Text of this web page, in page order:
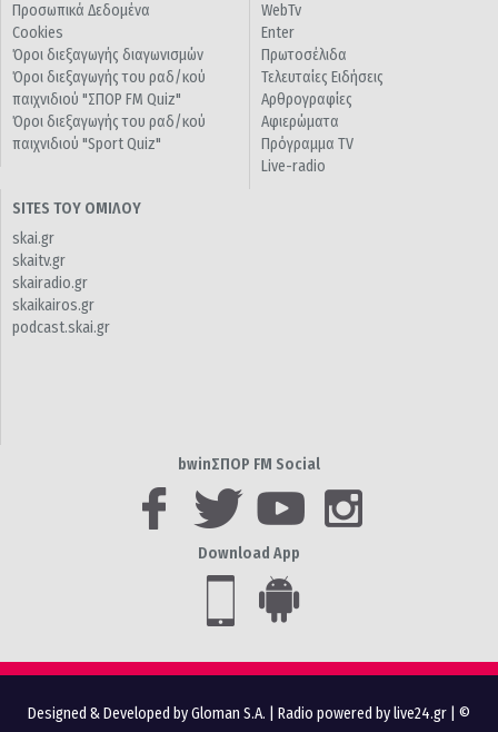
Προσωπικά Δεδομένα
Cookies
Όροι διεξαγωγής διαγωνισμών
Όροι διεξαγωγής του ραδ/κού
παιχνιδιού "ΣΠΟΡ FM Quiz"
Όροι διεξαγωγής του ραδ/κού
παιχνιδιού "Sport Quiz"
WebTv
Enter
Πρωτοσέλιδα
Τελευταίες Ειδήσεις
Αρθρογραφίες
Αφιερώματα
Πρόγραμμα TV
Live-radio
SITES ΤΟΥ ΟΜΙΛΟΥ
skai.gr
skaitv.gr
skairadio.gr
skaikairos.gr
podcast.skai.gr
bwinΣΠΟΡ FM Social
Download App
Designed & Developed by Gloman S.A. Radio powered by live24.gr | ©